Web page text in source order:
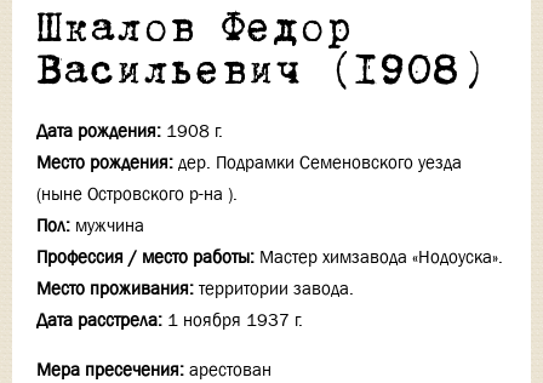
Шкалов Федор
Васильевич (1908)
Дата рождения: 1908 г.
Место рождения: дер. Подрамки Семеновского уезда
(ныне Островского р-на ).
Пол: мужчина
Профессия / место работы: Мастер химзавода «Нодоуска».
Место проживания: территории завода.
Дата расстрела: 1 ноября 1937 г.
Мера пресечения: арестован